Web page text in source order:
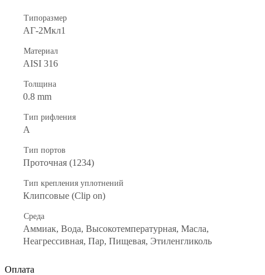
Типоразмер
АГ-2Мкл1
Материал
AISI 316
Толщина
0.8 mm
Тип рифления
А
Тип портов
Проточная (1234)
Тип крепления уплотнений
Клипсовые (Clip on)
Среда
Аммиак, Вода, Высокотемпературная, Масла,
Неагрессивная, Пар, Пищевая, Этиленгликоль
Оплата